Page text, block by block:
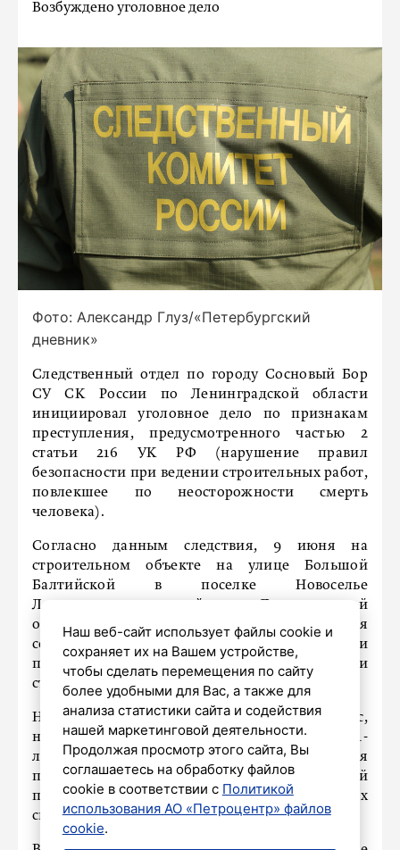
Возбуждено уголовное дело
Фото: Александр Глуз/«Петербургский
дневник»
Следственный отдел по городу Сосновый Бор
СУ СК России по Ленинградской области
инициировал уголовное дело по признакам
преступления, предусмотренного частью 2
статьи 216 УК РФ (нарушение правил
безопасности при ведении строительных работ,
повлекшее по неосторожности смерть
человека).
Согласно данным следствия, 9 июня на
строительном объекте на улице Большой
Балтийской в поселке Новоселье
Ломоносовского района Ленинградской
области произошел инцидент из-за нарушения
сотрудниками коммерческой организации
правил безопасности при выполнении
строительно-монтажных работ.
На подъёмном кране оборвался железный трос,
на котором поднималась платформа с 31-
летним рабочим. В результате падения
платформы с высоты 7-го этажа рабочий
получил многочисленные травмы, от которых
скончался на месте.
Наш веб-сайт использует файлы cookie и
сохраняет их на Вашем устройстве,
чтобы сделать перемещения по сайту
более удобными для Вас, а также для
анализа статистики сайта и содействия
нашей маркетинговой деятельности.
Продолжая просмотр этого сайта, Вы
соглашаетесь на обработку файлов
cookie в соответствии с Политикой
использования АО «Петроцентр» файлов
cookie.